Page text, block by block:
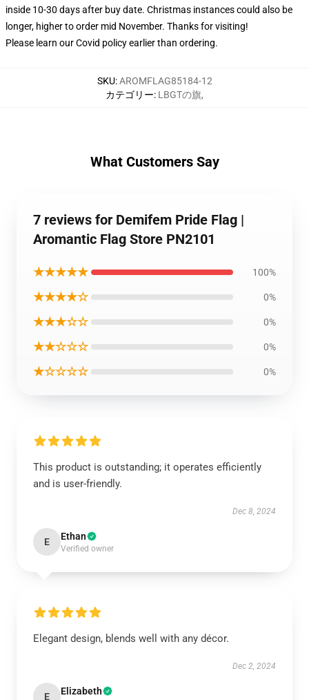
inside 10-30 days after buy date. Christmas instances could also be
longer, higher to order mid November. Thanks for visiting!
Please learn our Covid policyearlier than ordering.
SKU:AROMFLAG85184-12
カテゴリー: LBGTの旗,
What Customers Say
7 reviews for Demifem Pride Flag |
Aromantic Flag Store PN2101
★★★★★ 100%
★★★★☆ 0%
★★★☆☆ 0%
★★☆☆☆ 0%
★☆☆☆☆ 0%
This product is outstanding; it operates efficiently
and is user-friendly.
Dec 8, 2024
E Ethan
Verified owner
Elegant design, blends well with any décor.
Dec 2, 2024
E Elizabeth